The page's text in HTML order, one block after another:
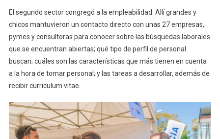
El segundo sector congregó a la empleabilidad. Allí grandes y
chicos mantuvieron un contacto directo con unas 27 empresas,
pymes y consultoras para conocer sobre las búsquedas laborales
que se encuentran abiertas; qué tipo de perfil de personal
buscan; cuáles son las características que más tienen en cuenta
a la hora de tomar personal; y las tareas a desarrollar, además de
recibir curriculum vitae.